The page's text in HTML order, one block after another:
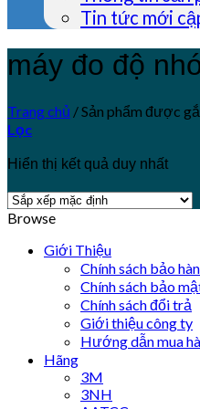
Tin tức mới
máy đo độ
Trang chủ /Sản phẩm được
Lọc
Hiển thị kết quả duy nhất
Browse
Giới Thiệu
Chính sách bảo
Chính sách bảo
Chính sách đổi trả
Giới thiệu công ty
Hướng dẫn mua
Hãng
3M
3NH